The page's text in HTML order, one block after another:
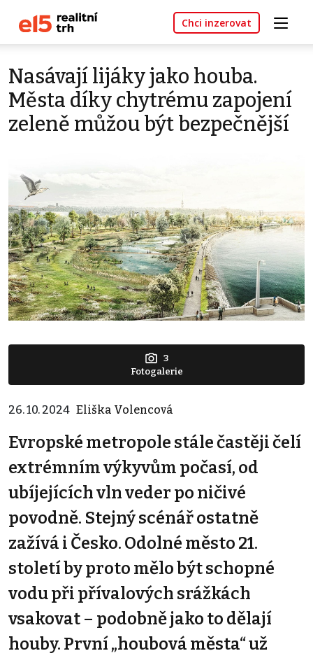
Chci inzerovat
Nasávají lijáky jako houba.
Města díky chytrému zapojení
zeleně můžou být bezpečnější
3
Fotogalerie
26. 10. 2024 Eliška Volencová
Evropské metropole stále častěji čelí
extrémním výkyvům počasí, od
ubíjejících vln veder po ničivé
povodně. Stejný scénář ostatně
zažívá i Česko. Odolné město 21.
století by proto mělo být schopné
vodu při přívalových srážkách
vsakovat – podobně jako to dělají
houby. První „houbová města“ už